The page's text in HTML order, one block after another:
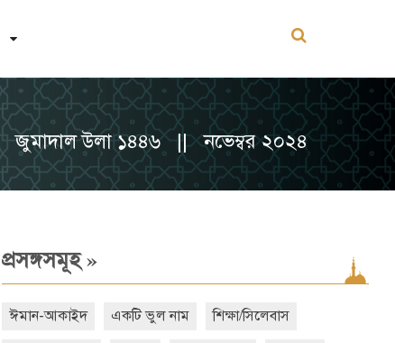
জুমাদাল উলা ১৪৪৬ || নভেম্বর ২০২৪
প্রসঙ্গসমূহ»
ঈমান-আকাইদ একটি ভুল নাম শিক্ষা/সিলেবাস